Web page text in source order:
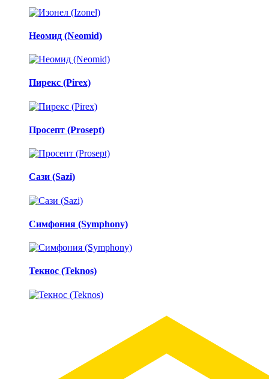
Неомид (Neomid)
Пирекс (Pirex)
Просепт (Prosept)
Сази (Sazi)
Симфония (Symphony)
Текнос (Teknos)